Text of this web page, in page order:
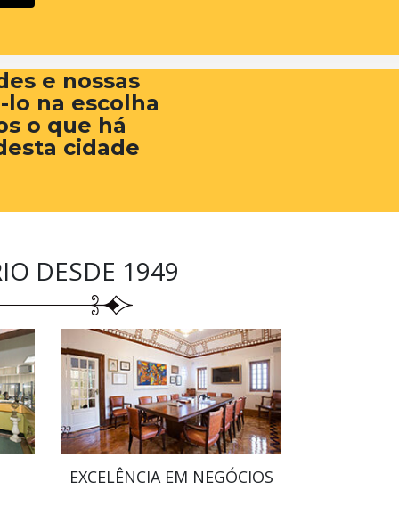
e nossas
lo na escolha
o que há
cidade
DESDE 1949
EXCELÊNCIA EM NEGÓCIOS